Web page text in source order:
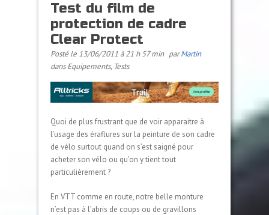
Test du film de
protection de cadre
Clear Protect
Posté le 13/06/2011 à 21 h 57 min parMartin
dansEquipements, Tests
Quoi de plus frustrant que de voir apparaitre à
l’usage des éraflures sur la peinture de son cadre
de vélo surtout quand on s’est saigné pour
acheter son vélo ou qu’on y tient tout
particulièrement ?
En VTT comme en route, notre belle monture
n’est pas à l’abris de coups ou de gravillons